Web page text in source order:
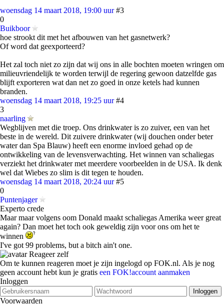
woensdag 14 maart 2018, 19:00 uur #3
0
Buikboor
hoe strookt dit met het afbouwen van het gasnetwerk?
Of word dat geexporteerd?
Het zal toch niet zo zijn dat wij ons in alle bochten moeten wringen om
milieuvriendelijk te worden terwijl de regering gewoon datzelfde gas
blijft exporteren wat dan net zo goed in onze ketels had kunnen
branden.
woensdag 14 maart 2018, 19:25 uur #4
3
naarling
Wegblijven met die troep. Ons drinkwater is zo zuiver, een van het
beste in de wereld. Dit zuivere drinkwater (wij douchen onder beter
water dan Spa Blauw) heeft een enorme invloed gehad op de
ontwikkeling van de levensverwachting. Het winnen van schaliegas
verziekt het drinkwater met meerdere voorbeelden in de USA. Ik denk
wel dat Wiebes zo slim is dit tegen te houden.
woensdag 14 maart 2018, 20:24 uur #5
0
Puntenjager
Experto crede
Maar maar volgens oom Donald maakt schaliegas Amerika weer great
again? Dan moet het toch ook geweldig zijn voor ons om het te
winnen
I've got 99 problems, but a bitch ain't one.
Reageer zelf
Om te kunnen reageren moet je zijn ingelogd op FOK.nl. Als je nog
geen account hebt kun je gratis een FOK!account aanmaken
Inloggen
Voorwaarden